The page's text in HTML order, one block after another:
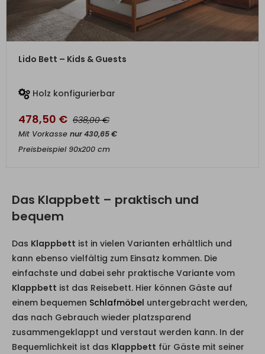
Lido Bett – Kids & Guests
Holz konfigurierbar
478,50 € 638,00€
Mit Vorkasse nur430,65€
Preisbeispiel 90x200 cm
Das Klappbett – praktisch und
bequem
Das Klappbett ist in vielen Varianten erhältlich und
kann ebenso vielfältig zum Einsatz kommen. Die
einfachste und dabei sehr praktische Variante vom
Klappbett ist das Reisebett. Hier können Gäste auf
einem bequemen Schlafmöbel untergebracht werden,
das nach Gebrauch wieder platzsparend
zusammengeklappt und verstaut werden kann. In der
Bequemlichkeit ist das Klappbett für Gäste mit seiner